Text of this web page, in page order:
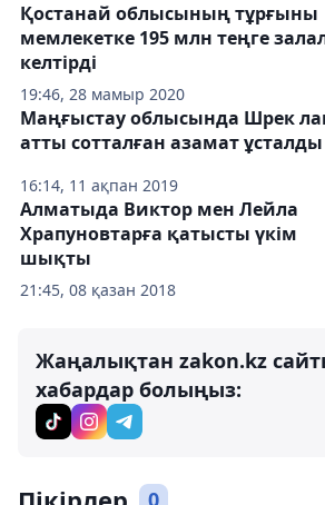
19:46, 28 мамыр 2020
Қостанай облысының тұрғыны
мемлекетке 195 млн теңге
келтірді
16:14, 11 ақпан 2019
Маңғыстау облысында Шрек
атты сотталған азамат ұсталды
21:45, 08 қазан 2018
Алматыда Виктор мен Лейла
Храпуновтарға қатысты үкім
шықты
Жаңалықтан zakon.kz
хабардар болыңыз:
0